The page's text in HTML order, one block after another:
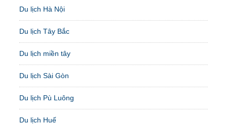
Du lịch Hà Nội
Du lịch Tây Bắc
Du lịch miền tây
Du lịch Sài Gòn
Du lịch Pù Luông
Du lịch Huế